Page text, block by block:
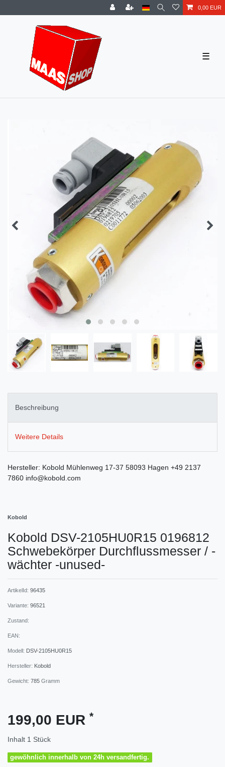
0,00 EUR
☰
Beschreibung
Weitere Details
Hersteller: Kobold Mühlenweg 17-37 58093 Hagen +49 2137
7860 info@kobold.com
Kobold
Kobold DSV-2105HU0R15 0196812
Schwebekörper Durchflussmesser / -
wächter -unused-
ArtikelId: 96435
Variante: 96521
Zustand:
EAN:
Modell: DSV-2105HU0R15
Hersteller: Kobold
Gewicht: 785 Gramm
199,00 EUR *
Inhalt 1 Stück
gewöhnlich innerhalb von 24h versandfertig.